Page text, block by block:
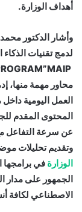
أهداف الوزارة.
وأشار الدكتور
لدمج تقنيات
محاور مهمة منها،
العمل اليومية
المحتوى المقدم
عن سرعة التفاعل
وتقديم تحليلات
الوزارة في برامجها
الجمهور على مدار
الاصطناعي لكافة